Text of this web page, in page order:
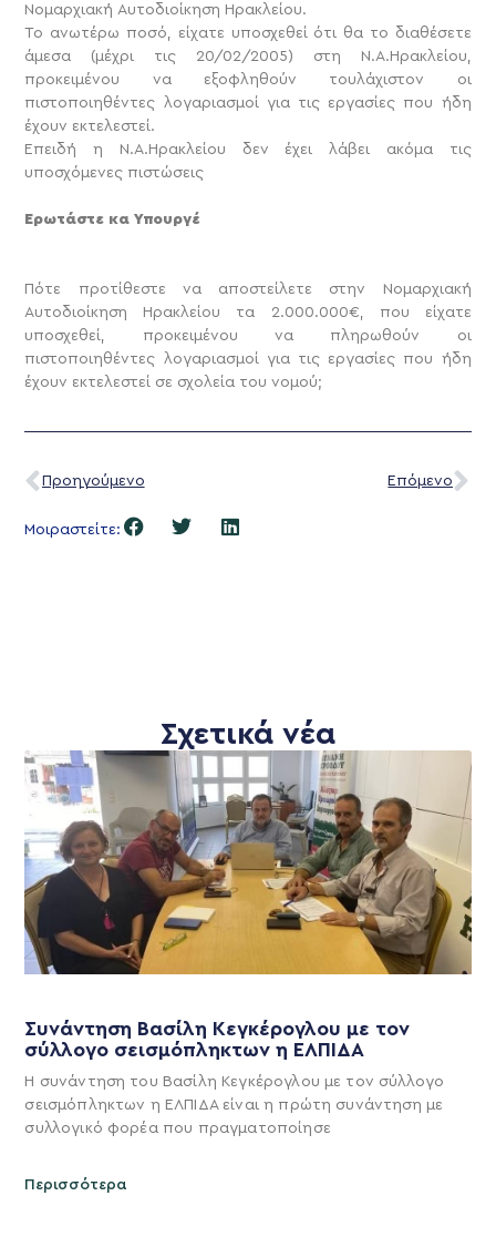
Νομαρχιακή Αυτοδιοίκηση Ηρακλείου.
Το ανωτέρω ποσό, είχατε υποσχεθεί ότι θα το διαθέσετε
άμεσα (μέχρι τις 20/02/2005) στη Ν.Α.Ηρακλείου,
προκειμένου να εξοφληθούν τουλάχιστον οι
πιστοποιηθέντες λογαριασμοί για τις εργασίες που ήδη
έχουν εκτελεστεί.
Επειδή η Ν.Α.Ηρακλείου δεν έχει λάβει ακόμα τις
υποσχόμενες πιστώσεις
Ερωτάστε κα Υπουργέ
Πότε προτίθεστε να αποστείλετε στην Νομαρχιακή
Αυτοδιοίκηση Ηρακλείου τα 2.000.000€, που είχατε
υποσχεθεί, προκειμένου να πληρωθούν οι
πιστοποιηθέντες λογαριασμοί για τις εργασίες που ήδη
έχουν εκτελεστεί σε σχολεία του νομού;
Προηγούμενο Επόμενο
Μοιραστείτε:
Σχετικά νέα
Συνάντηση Βασίλη Κεγκέρογλου με τον
σύλλογο σεισμόπληκτων η ΕΛΠΙΔΑ
Η συνάντηση του Βασίλη Κεγκέρογλου με τον σύλλογο
σεισμόπληκτων η ΕΛΠΙΔΑ είναι η πρώτη συνάντηση με
συλλογικό φορέα που πραγματοποίησε
Περισσότερα